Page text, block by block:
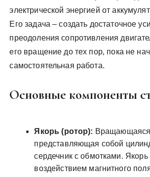
электрической энергией от
Его задача – создать достаточное
преодоления сопротивления
его вращение до тех пор‚ пока не
самостоятельная работа.
Основные компоненты
Якорь (ротор): Вращающаяся
представляющая собой
сердечник с обмотками.
воздействием магнитного